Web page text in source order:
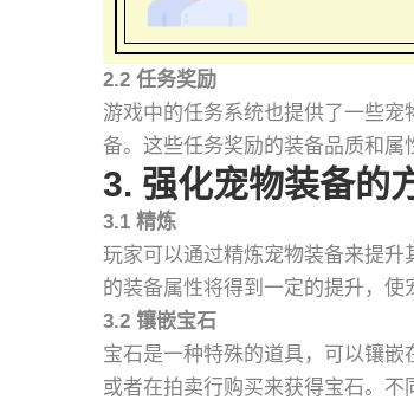
2.2 任务奖励
游戏中的任务系统也提供了一些
备。这些任务奖励的装备品质和属
3. 强化宠物装备的
3.1 精炼
玩家可以通过精炼宠物装备来提
的装备属性将得到一定的提升，使
3.2 镶嵌宝石
宝石是一种特殊的道具，可以镶
或者在拍卖行购买来获得宝石。